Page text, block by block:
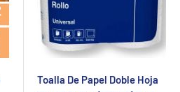
Toalla De Papel Doble Hoja